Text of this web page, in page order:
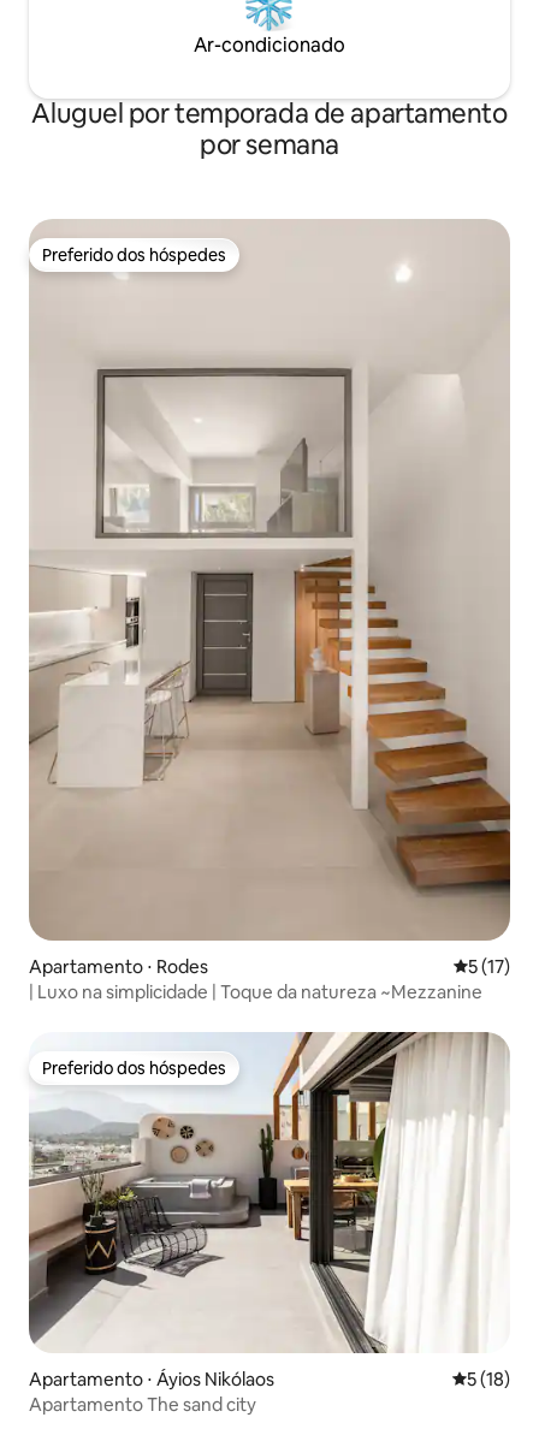
Ar-condicionado
Aluguel por temporada de apartamento
por semana
Preferido dos hóspedes
Preferido dos hóspedes
Apartamento ⋅ Rodes 5 de uma
5 (17)
| Luxo na simplicidade | Toque da natureza ~Mezzanine
Preferido dos hóspedes
Preferido dos hóspedes
Apartamento ⋅ Áyios Nikólaos 5 de uma
5 (18)
Apartamento The sand city